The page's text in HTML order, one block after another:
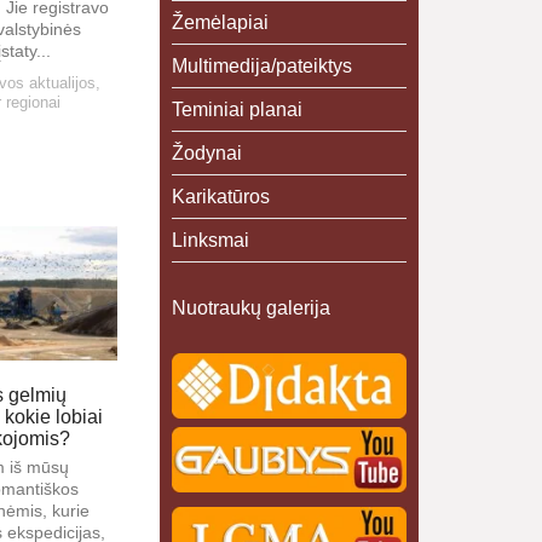
registravo
aktualijos,
gelmių
kokie lobiai
iš mūsų
kurie
Žemėlapiai
Multimedija/pateiktys
Teminiai planai
Žodynai
Karikatūros
Linksmai
Nuotraukų galerija